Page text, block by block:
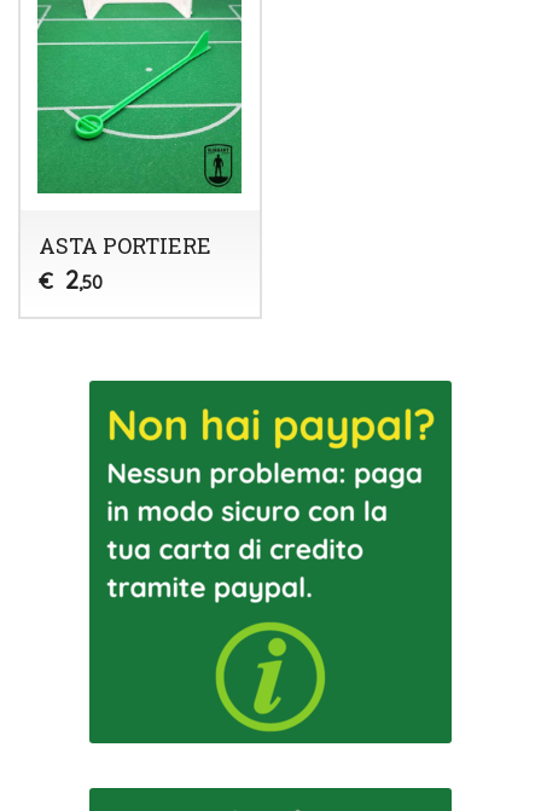
ASTA PORTIERE
€ 2,50